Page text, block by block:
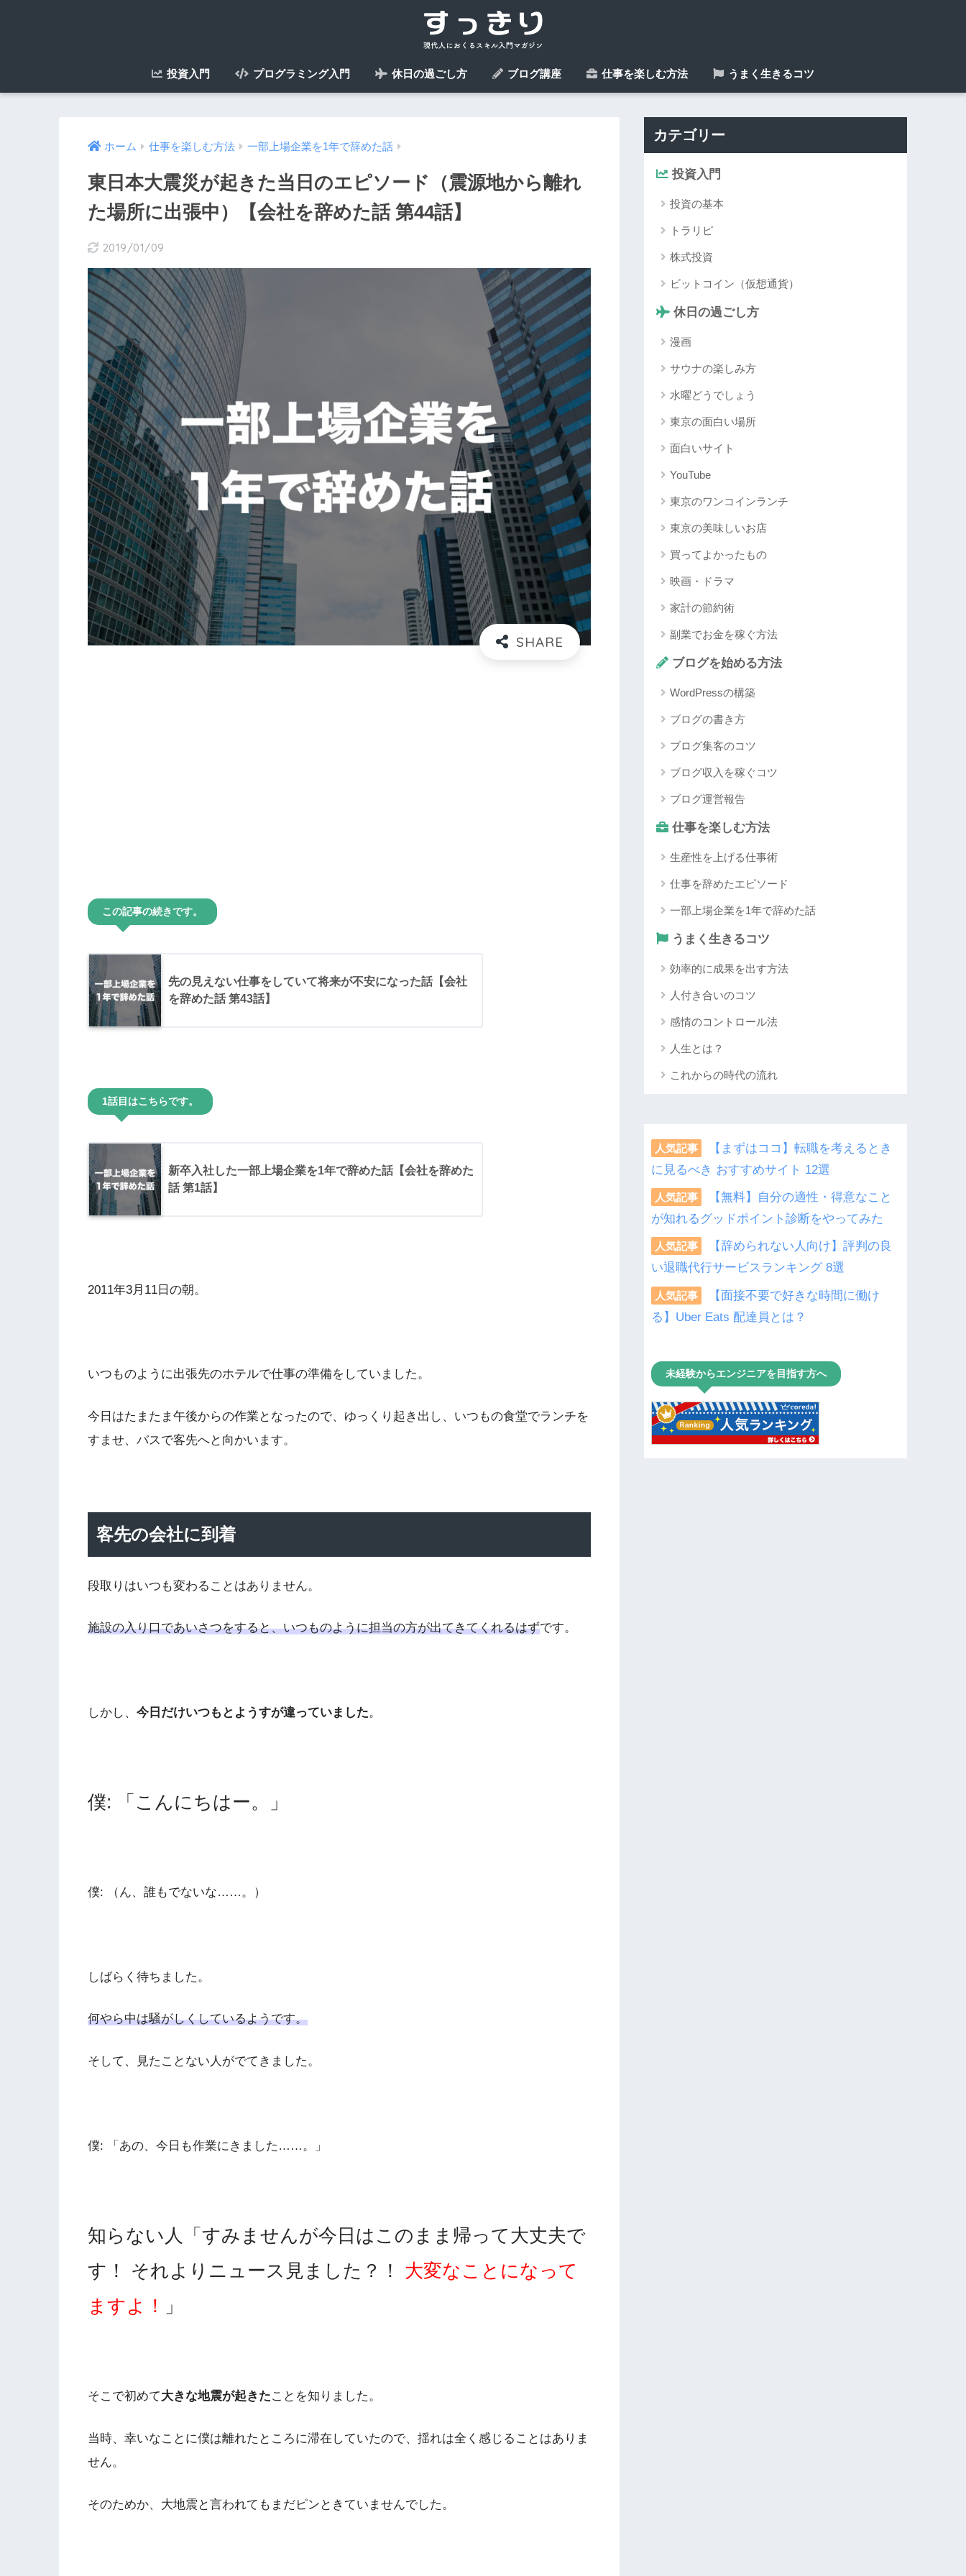
投資入門 プログラミング入門 休日の過ごし方 ブログ講座 仕事を楽しむ方法 うまく生きるコツ
ホーム 仕事を楽しむ方法 一部上場企業を1年で辞めた話
東日本大震災が起きた当日のエピソード（震源地から離れ
た場所に出張中）【会社を辞めた話 第44話】
2019/01/09
この記事の続きです。
先の見えない仕事をしていて将来が不安になった話【会社
を辞めた話 第43話】
1話目はこちらです。
新卒入社した一部上場企業を1年で辞めた話【会社を辞めた
話 第1話】
2011年3月11日の朝。
いつものように出張先のホテルで仕事の準備をしていました。
今日はたまたま午後からの作業となったので、ゆっくり起き出し、いつもの食堂でランチを
すませ、バスで客先へと向かいます。
客先の会社に到着
段取りはいつも変わることはありません。
施設の入り口であいさつをすると、いつものように担当の方が出てきてくれるはずです。
しかし、 今日だけいつもとようすが違っていました。
僕: 「こんにちはー。」
僕: （ん、誰もでないな……。）
しばらく待ちました。
何やら中は騒がしくしているようです。
そして、見たことない人がでてきました。
僕: 「あの、今日も作業にきました……。」
知らない人「すみませんが今日はこのまま帰って大丈夫で
す！ それよりニュース見ました？！ 大変なことになって
ますよ！
」
そこで初めて大きな地震が起きたことを知りました。
当時、幸いなことに僕は離れたところに滞在していたので、揺れは全く感じることはありま
せん。
そのためか、大地震と言われてもまだピンときていませんでした。
カテゴリー
投資入門
投資の基本
トラリピ
株式投資
ビットコイン（仮想通貨）
休日の過ごし方
漫画
サウナの楽しみ方
水曜どうでしょう
東京の面白い場所
面白いサイト
YouTube
東京のワンコインランチ
東京の美味しいお店
買ってよかったもの
映画・ドラマ
家計の節約術
副業でお金を稼ぐ方法
ブログを始める方法
WordPressの構築
ブログの書き方
ブログ集客のコツ
ブログ収入を稼ぐコツ
ブログ運営報告
仕事を楽しむ方法
生産性を上げる仕事術
仕事を辞めたエピソード
一部上場企業を1年で辞めた話
うまく生きるコツ
効率的に成果を出す方法
人付き合いのコツ
感情のコントロール法
人生とは？
これからの時代の流れ
人気記事
【まずはココ】転職を考えるとき
に見るべき おすすめサイト 12選
人気記事
【無料】自分の適性・得意なこと
が知れるグッドポイント診断をやってみた
人気記事
【辞められない人向け】評判の良
い退職代行サービスランキング 8選
人気記事
【面接不要で好きな時間に働け
る】Uber Eats 配達員とは？
未経験からエンジニアを目指す方へ